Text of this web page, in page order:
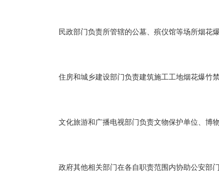
民政部门负责所管辖的公墓、殡仪馆等场所烟花
住房和城乡建设部门负责建筑施工工地烟花爆竹禁
文化旅游和广播电视部门负责文物保护单位、博
政府其他相关部门在各自职责范围内协助公安部